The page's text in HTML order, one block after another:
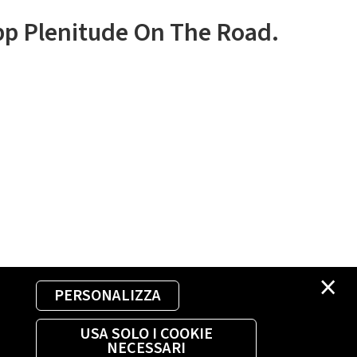
×
PERSONALIZZA
USA SOLO I COOKIE
NECESSARI
Plenitude On The Road.